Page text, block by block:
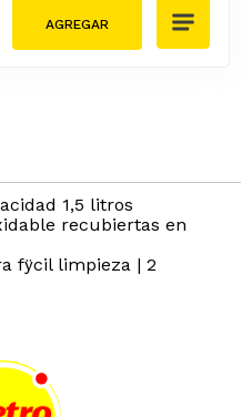
1,5 litros
recubiertas en
fÿcil limpieza | 2